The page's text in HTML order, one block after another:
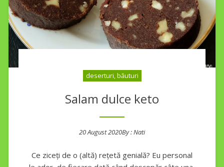
deserturi, băuturi
Salam dulce keto
20 August 2020By :Nati
Ce ziceți de o (altă) rețetă genială? Eu personal